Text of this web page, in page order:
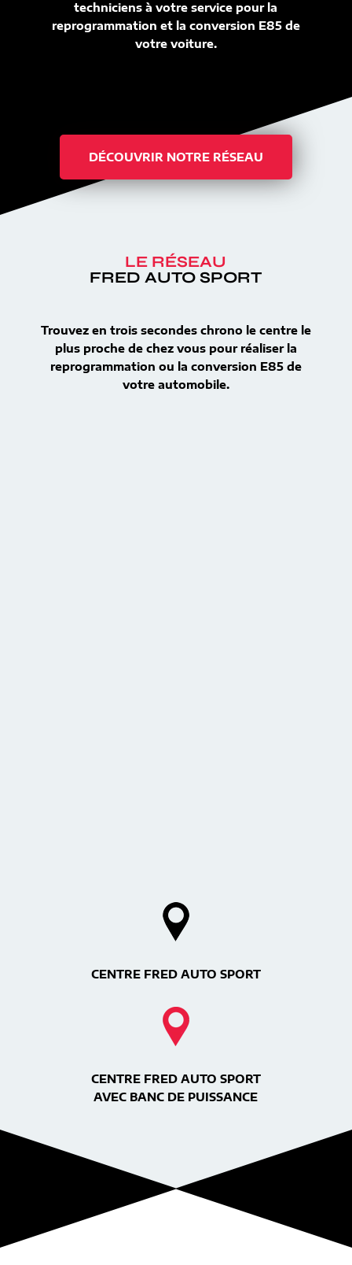
techniciens à votre service pour la
reprogrammation et la conversion E85 de
votre voiture.
DÉCOUVRIR NOTRE RÉSEAU
LE RÉSEAU
FRED AUTO SPORT
Trouvez en trois secondes chrono le centre le
plus proche de chez vous pour réaliser la
reprogrammation ou la conversion E85 de
votre automobile.
CENTRE FRED AUTO SPORT
CENTRE FRED AUTO SPORT
AVEC BANC DE PUISSANCE